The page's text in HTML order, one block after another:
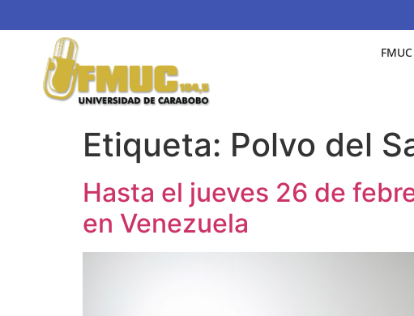
FMUC
Etiqueta: Polvo del
Hasta el jueves 26 de
en Venezuela